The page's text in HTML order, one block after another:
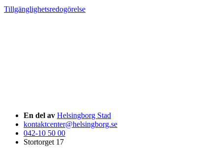
Tillgänglighetsredogörelse
En del av Helsingborg Stad
kontaktcenter@helsingborg.se
042-10 50 00
Stortorget 17